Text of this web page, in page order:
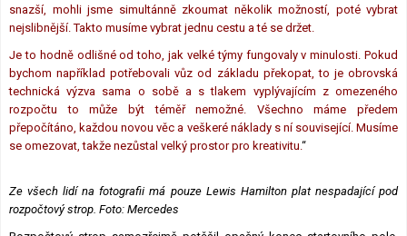
snazší, mohli jsme simultánně zkoumat několik možností, poté vybrat
nejslibnější. Takto musíme vybrat jednu cestu a té se držet.
Je to hodně odlišné od toho, jak velké týmy fungovaly v minulosti. Pokud
bychom například potřebovali vůz od základu překopat, to je obrovská
technická výzva sama o sobě a s tlakem vyplývajícím z omezeného
rozpočtu to může být téměř nemožné. Všechno máme předem
přepočítáno, každou novou věc a veškeré náklady s ní související. Musíme
se omezovat, takže nezůstal velký prostor pro kreativitu.“
Ze všech lidí na fotografii má pouze Lewis Hamilton plat nespadající pod
rozpočtový strop. Foto: Mercedes